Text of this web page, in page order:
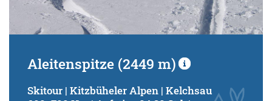
Aleitenspitze (2449 m)
Skitour | Kitzbüheler Alpen | Kelchsau